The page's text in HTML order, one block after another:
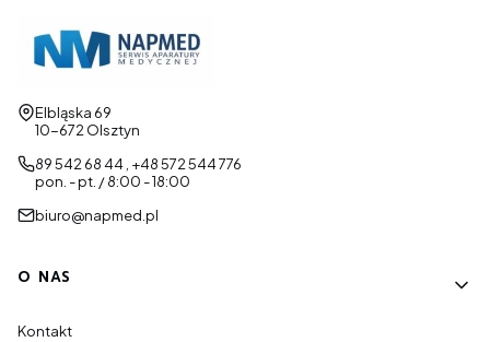
Adres:
Elbląska 69
10-672 Olsztyn
89 542 68 44 , +48 572 544 776
pon. - pt. / 8:00 - 18:00
biuro@napmed.pl
Linki w stopce
O NAS
Kontakt